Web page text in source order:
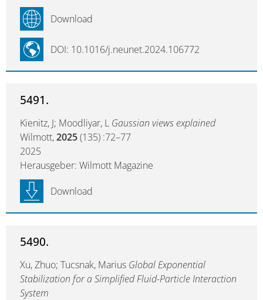
DOI: 10.1016/j.neunet.2024.106772
Download
5491.
Kienitz, J; Moodliyar, L Gaussian views explained
Wilmott,2025(135) :72–77
2025
Herausgeber: Wilmott Magazine
Download
5490.
Xu, Zhuo; Tucsnak, Marius Global Exponential
Stabilization for a Simplified Fluid-Particle Interaction
System